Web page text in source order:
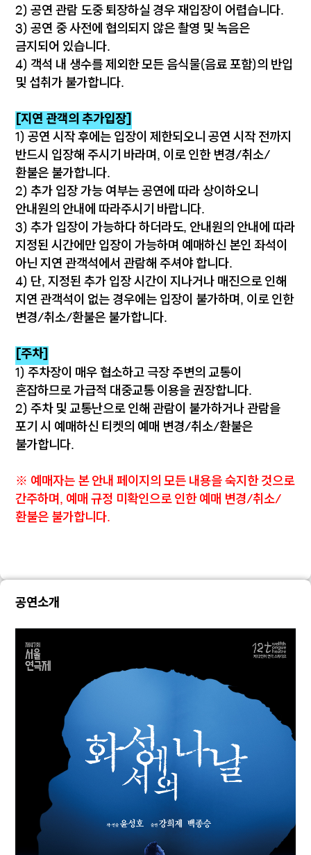
2) 공연 관람 도중 퇴장하실 경우 재입장이 어렵습니다.
3) 공연 중 사전에 협의되지 않은 촬영 및 녹음은
금지되어 있습니다.
4) 객석 내 생수를 제외한 모든 음식물(음료 포함)의 반입
및 섭취가 불가합니다.
[지연 관객의 추가입장]
1) 공연 시작 후에는 입장이 제한되오니 공연 시작 전까지
반드시 입장해 주시기 바라며, 이로 인한 변경/취소/
환불은 불가합니다.
2) 추가 입장 가능 여부는 공연에 따라 상이하오니
안내원의 안내에 따라주시기 바랍니다.
3) 추가 입장이 가능하다 하더라도, 안내원의 안내에 따라
지정된 시간에만 입장이 가능하며 예매하신 본인 좌석이
아닌 지연 관객석에서 관람해 주셔야 합니다.
4) 단, 지정된 추가 입장 시간이 지나거나 매진으로 인해
지연 관객석이 없는 경우에는 입장이 불가하며, 이로 인한
변경/취소/환불은 불가합니다.
[주차]
1) 주차장이 매우 협소하고 극장 주변의 교통이
혼잡하므로 가급적 대중교통 이용을 권장합니다.
2) 주차 및 교통난으로 인해 관람이 불가하거나 관람을
포기 시 예매하신 티켓의 예매 변경/취소/환불은
불가합니다.
※ 예매자는 본 안내 페이지의 모든 내용을 숙지한 것으로
간주하며, 예매 규정 미확인으로 인한 예매 변경/취소/
환불은 불가합니다.
공연소개